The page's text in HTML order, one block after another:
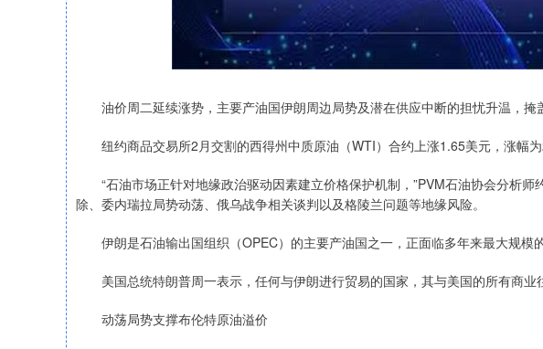
油价周二延续涨势，主要产油国伊朗周边局势及潜在供应中断的担忧升温，掩
纽约商品交易所2月交割的西得州中质原油（WTI）合约上涨1.65美元，涨幅为
“石油市场正针对地缘政治驱动因素建立价格保护机制，”PVM石油协会分析师
除、委内瑞拉局势动荡、俄乌战争相关谈判以及格陵兰问题等地缘风险。
伊朗是石油输出国组织（OPEC）的主要产油国之一，正面临多年来最大规模的
美国总统特朗普周一表示，任何与伊朗进行贸易的国家，其与美国的所有商业
动荡局势支撑布伦特原油溢价